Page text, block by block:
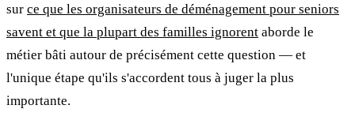
sur ce que les organisateurs de déménagement pour seniors
savent et que la plupart des familles ignorent aborde le
métier bâti autour de précisément cette question — et
l'unique étape qu'ils s'accordent tous à juger la plus
importante.